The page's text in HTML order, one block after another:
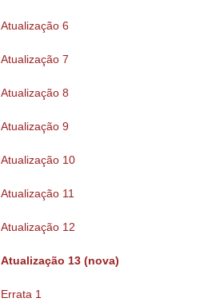
Atualização 6
Atualização 7
Atualização 8
Atualização 9
Atualização 10
Atualização 11
Atualização 12
Atualização 13 (nova)
Errata 1